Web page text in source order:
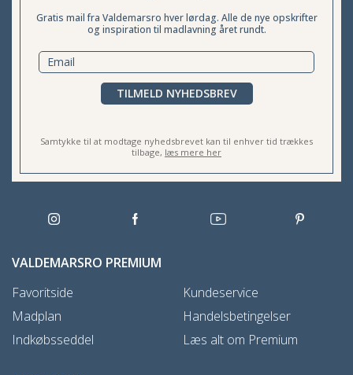
Gratis mail fra Valdemarsro hver lørdag. Alle de nye opskrifter
og inspiration til madlavning året rundt.
TILMELD NYHEDSBREV
Samtykke til at modtage nyhedsbrevet kan til enhver tid trækkes
tilbage, læs mere her
VALDEMARSRO PREMIUM
Favoritside
Madplan
Indkøbsseddel
Kundeservice
Handelsbetingelser
Læs alt om Premium